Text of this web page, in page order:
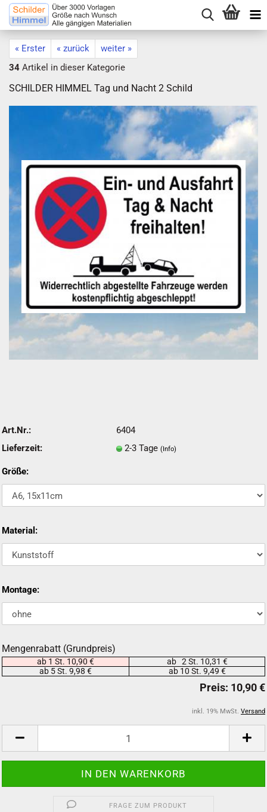
« Erster « zurück
weiter »
34 Artikel in dieser Kategorie
SCHILDER HIMMEL Tag und Nacht 2 Schild
Art.Nr.:
6404
Lieferzeit:
2-3 Tage (Info)
Größe:
Material:
Montage:
Mengenrabatt (Grundpreis)
ab 1 St. 10,90 €
ab 2 St. 10,31 €
ab 5 St. 9,98 €
ab 10 St. 9,49 €
inkl. 19% MwSt. Versand
FRAGE ZUM PRODUKT